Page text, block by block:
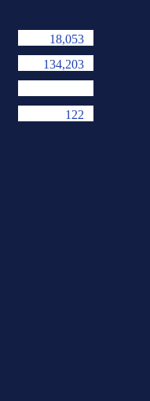
18,053
134,203
122